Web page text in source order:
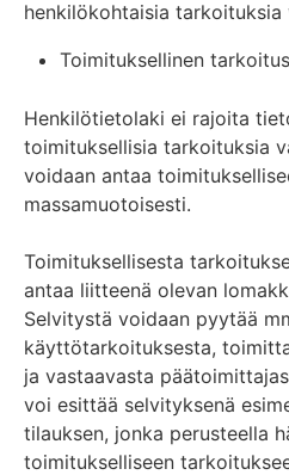
henkilökohtaisia tarkoituksia
Toimituksellinen tarkoitus
Henkilötietolaki ei rajoita
toimituksellisia tarkoituksia
voidaan antaa
massamuotoisesti.
Toimituksellisesta
antaa liitteenä olevan
Selvitystä voidaan pyytää
käyttötarkoituksesta,
ja vastaavasta
voi esittää selvityksenä
tilauksen, jonka perusteella
toimitukselliseen